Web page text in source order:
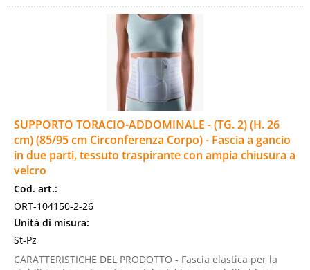
SUPPORTO TORACIO-ADDOMINALE - (TG. 2) (H. 26
cm) (85/95 cm Circonferenza Corpo) - Fascia a gancio
in due parti, tessuto traspirante con ampia chiusura a
velcro
Cod. art.:
ORT-104150-2-26
Unità di misura:
St-Pz
CARATTERISTICHE DEL PRODOTTO - Fascia elastica per la